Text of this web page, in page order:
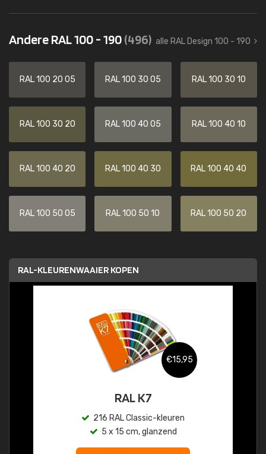
Andere RAL 100 - 190(496) alle RAL Design 100 - 190
RAL 100 20 05 RAL 100 30 05 RAL 100 30 10
RAL 100 30 20 RAL 100 40 05 RAL 100 40 10
RAL 100 40 20 RAL 100 40 30 RAL 100 40 40
RAL 100 50 05 RAL 100 50 10 RAL 100 50 20
RAL-KLEURENWAAIER KOPEN
€15,95
RAL K7
216 RAL Classic-kleuren
5 x 15 cm, glanzend